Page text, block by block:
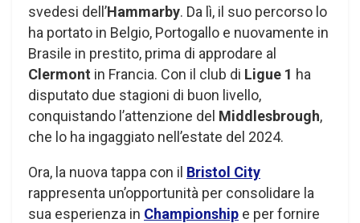
svedesi dell’Hammarby. Da lì, il suo percorso lo
ha portato in Belgio, Portogallo e nuovamente in
Brasile in prestito, prima di approdare al
Clermont in Francia. Con il club di Ligue 1 ha
disputato due stagioni di buon livello,
conquistando l’attenzione del Middlesbrough,
che lo ha ingaggiato nell’estate del 2024.
Ora, la nuova tappa con il Bristol City
rappresenta un’opportunità per consolidare la
sua esperienza in Championship e per fornire